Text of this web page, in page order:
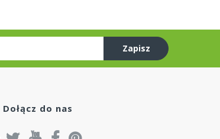
Zapisz
się
Dołącz do nas